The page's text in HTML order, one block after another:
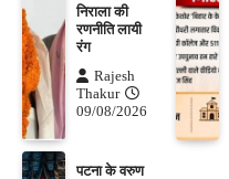
निराला की
रणनीति लायी
रंग
Rajesh
Thakur
09/08/2026
पटना के वरुण